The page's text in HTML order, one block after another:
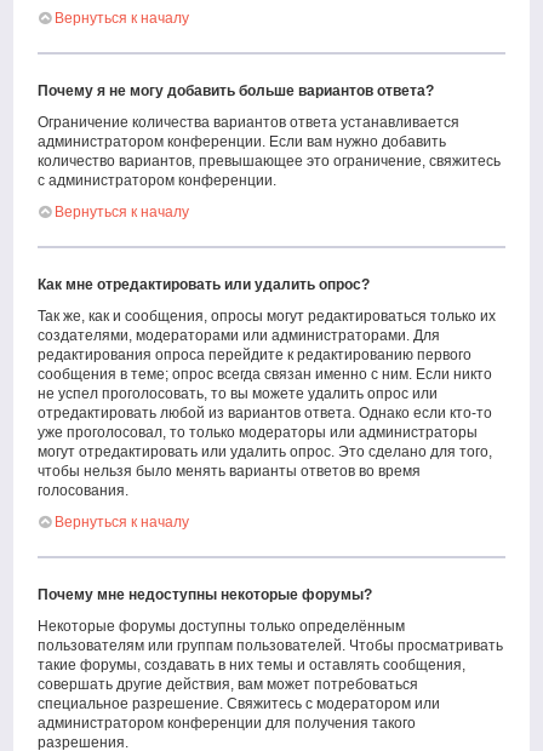
Вернуться к началу
Почему я не могу добавить больше вариантов ответа?
Ограничение количества вариантов ответа устанавливается
администратором конференции. Если вам нужно добавить
количество вариантов, превышающее это ограничение, свяжитесь
с администратором конференции.
Вернуться к началу
Как мне отредактировать или удалить опрос?
Так же, как и сообщения, опросы могут редактироваться только их
создателями, модераторами или администраторами. Для
редактирования опроса перейдите к редактированию первого
сообщения в теме; опрос всегда связан именно с ним. Если никто
не успел проголосовать, то вы можете удалить опрос или
отредактировать любой из вариантов ответа. Однако если кто-то
уже проголосовал, то только модераторы или администраторы
могут отредактировать или удалить опрос. Это сделано для того,
чтобы нельзя было менять варианты ответов во время
голосования.
Вернуться к началу
Почему мне недоступны некоторые форумы?
Некоторые форумы доступны только определённым
пользователям или группам пользователей. Чтобы просматривать
такие форумы, создавать в них темы и оставлять сообщения,
совершать другие действия, вам может потребоваться
специальное разрешение. Свяжитесь с модератором или
администратором конференции для получения такого
разрешения.